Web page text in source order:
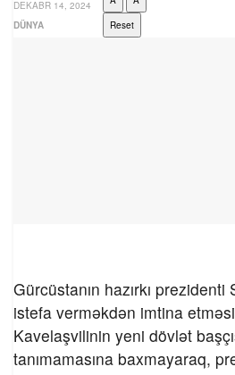
DEKABR 14, 2024
DÜNYA
Reset
Gürcüstanın hazırkı
istefa verməkdən imtina
Kavelaşvilinin yeni dövlət
tanımamasına baxmayaraq,